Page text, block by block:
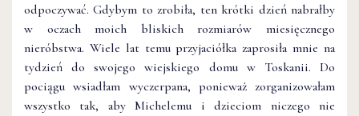
odpoczywać. Gdybym to zrobiła, ten krótki dzień nabrałby
w oczach moich bliskich rozmiarów miesięcznego
nieróbstwa. Wiele lat temu przyjaciółka zaprosiła mnie na
tydzień do swojego wiejskiego domu w Toskanii. Do
pociągu wsiadłam wyczerpa­na, ponieważ zorganizowałam
wszystko tak, aby Michelemu i dzieciom niczego nie